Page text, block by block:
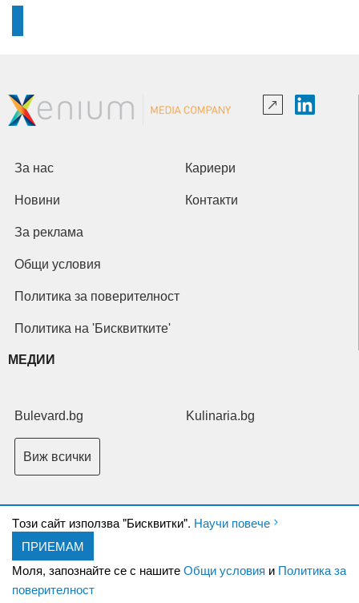
Tози сайт използва "Бисквитки". Научи повече
ПРИЕМАМ
Моля, запознайте се с нашитеОбщи условия и Политика за
поверителност
За нас Кариери
Новини Контакти
За реклама
Общи условия
Политика за поверителност
Политика на 'Бисквитките'
МЕДИИ
Bulevard.bg Kulinaria.bg
Виж всички
Copyright © 2026 Ксениум ООД. Всички права запазени.
XeniumCompany.com